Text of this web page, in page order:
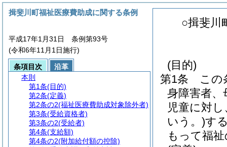
○揖斐川
(目的)
第1条
この
身障害者、
児童に対
いう。)す
もって福
揖斐川町福祉医療費助成に関する条例
平成17年1月31日 条例第93号
(令和6年11月1日施行)
条項目次
沿革
本則
第1条(目的)
第2条(定義)
第2条の2(福祉医療費助成対象除外者)
第3条(受給資格者)
第3条の2(受給者)
第4条(支給額)
第4条の2(附加給付額の控除)